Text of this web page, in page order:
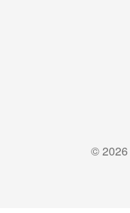
©2026